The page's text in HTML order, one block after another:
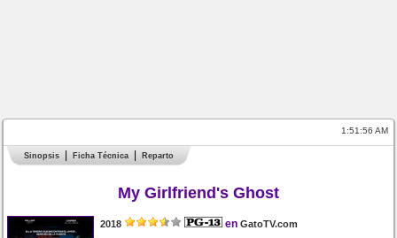
1:51:56 AM
Sinopsis Ficha Técnica Reparto
My Girlfriend's Ghost
2018 en GatoTV.com